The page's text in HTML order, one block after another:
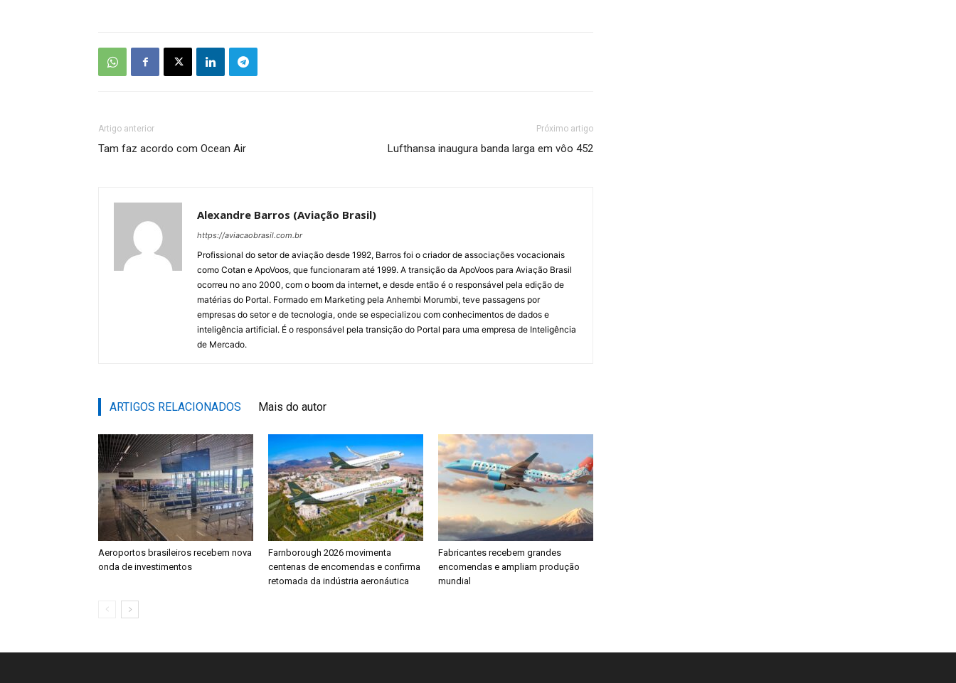
Artigo anterior
Tam faz acordo com Ocean Air
Próximo artigo
Lufthansa inaugura banda larga em vôo 452
Alexandre Barros (Aviação Brasil)
https://aviacaobrasil.com.br
Profissional do setor de aviação desde 1992, Barros foi o criador de associações vocacionais
como Cotan e ApoVoos, que funcionaram até 1999. A transição da ApoVoos para Aviação Brasil
ocorreu no ano 2000, com o boom da internet, e desde então é o responsável pela edição de
matérias do Portal. Formado em Marketing pela Anhembi Morumbi, teve passagens por
empresas do setor e de tecnologia, onde se especializou com conhecimentos de dados e
inteligência artificial. É o responsável pela transição do Portal para uma empresa de Inteligência
de Mercado.
ARTIGOS RELACIONADOS Mais do autor
Aeroportos brasileiros recebem nova
onda de investimentos
Farnborough 2026 movimenta
centenas de encomendas e confirma
retomada da indústria aeronáutica
Fabricantes recebem grandes
encomendas e ampliam produção
mundial